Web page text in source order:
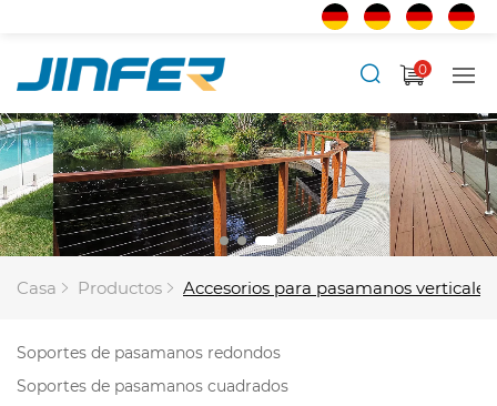
0
Casa Productos Accesorios para pasamanos verticales
Soportes de pasamanos redondos
Soportes de pasamanos cuadrados